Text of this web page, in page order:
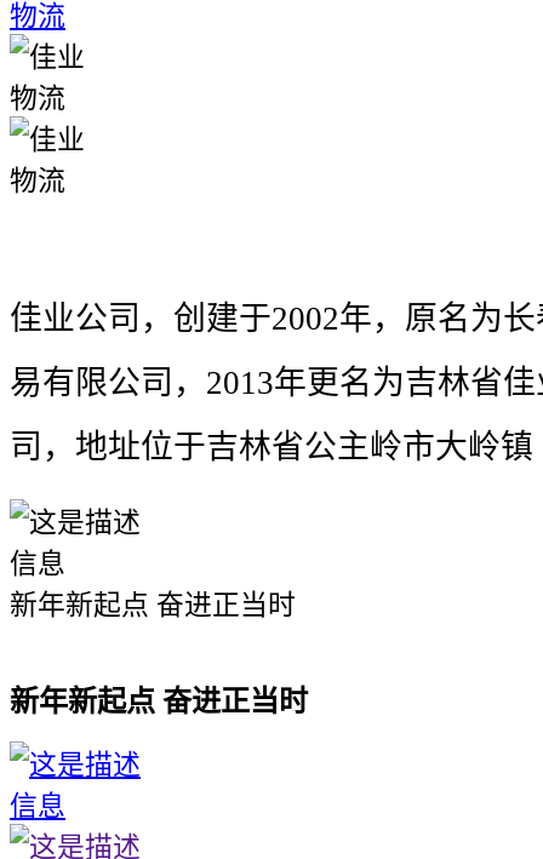
佳业公司，创建于2002年，原名为
易有限公司，2013年更名为吉林省
司，地址位于吉林省公主岭市大岭镇
新年新起点 奋进正当时
新年新起点 奋进正当时